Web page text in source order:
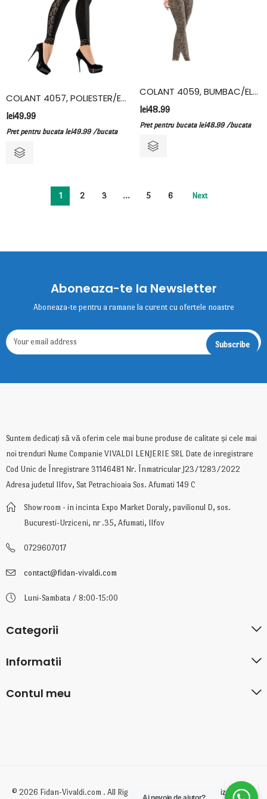
COLANT 4057, POLIESTER/ELASTAN, KOTA
lei49.99
Pret pentru bucata lei49.99 /bucata
COLANT 4059, BUMBAC/ELASTAN, KOTA, ANIMAL PRINT
lei48.99
Pret pentru bucata lei48.99 /bucata
1 2 3 … 5 6 Next
Aboneaza-te la Newsletter
Aboneaza-te pentru a ramane la curent cu ofertele noastre
Suntem dedicați să vă oferim cele mai bune produse de calitate și cele mai
noi trenduri Nume Companie VIVALDI LENJERIE SRL Date de inregistrare
Cod Unic de Înregistrare 31146481 Nr. Înmatricular J23/1283/2022
Adresa judetul Ilfov, Sat Petrachioaia Sos. Afumati 149 C
Show room - in incinta Expo Market Doraly, pavilionul D, sos.
Bucuresti-Urziceni, nr .35, Afumati, Ilfov
0729607017
contact@fidan-vivaldi.com
Luni-Sambata / 8:00-15:00
Categorii
Informatii
Contul meu
© 2026 Fidan-Vivaldi.com . All Rights Reserved. Created by BizzyDigital